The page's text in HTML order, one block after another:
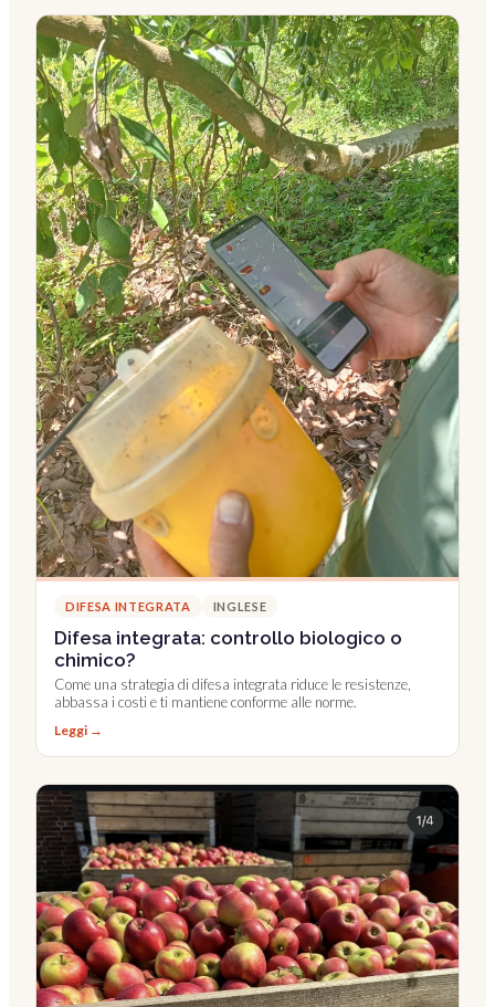
DIFESA INTEGRATA INGLESE
Difesa integrata: controllo biologico o
chimico?
Come una strategia di difesa integrata riduce le resistenze,
abbassa i costi e ti mantiene conforme alle norme.
Leggi →